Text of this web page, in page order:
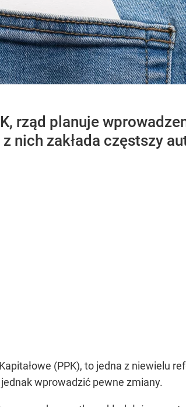
rząd planuje
nich zakłada częstszy
(PPK), to jedna z niewielu
wprowadzić pewne zmiany.